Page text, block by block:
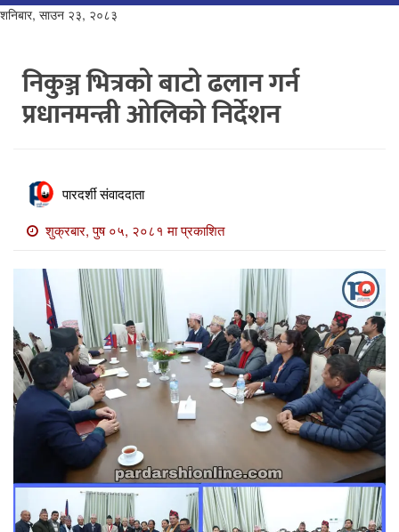
भिडियो
खबर
समाचार
खबर
माडी
खबर
विविध
शनिबार, साउन २३, २०८३
निकुञ्ज भित्रको बाटाे ढलान गर्न
प्रधानमन्त्री ओलिकाे निर्देशन
पारदर्शी संवाददाता
शुक्रबार, पुष ०५, २०८१ मा प्रकाशित